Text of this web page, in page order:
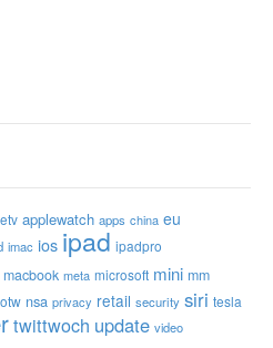
applewatch apps china eu
imac ios ipad ipadpro
macbook meta microsoft mini mm
nsa privacy retail security siri tesla
twittwoch update video